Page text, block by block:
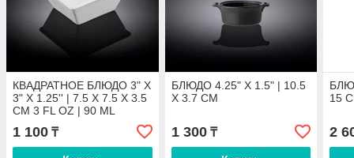
КВАДРАТНОЕ БЛЮДО 3" X
3" X 1.25'' | 7.5 X 7.5 X 3.5
CM 3 FL OZ | 90 ML
1 100 ₸
БЛЮДО 4.25" X 1.5" | 10.5
X 3.7 CM
1 300₸
15
2